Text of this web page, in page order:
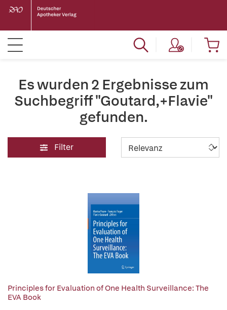
Es wurden 2 Ergebnisse zum
Suchbegriff "Goutard,+Flavie"
gefunden.
Filter
Principles for Evaluation of One Health Surveillance: The
EVA Book